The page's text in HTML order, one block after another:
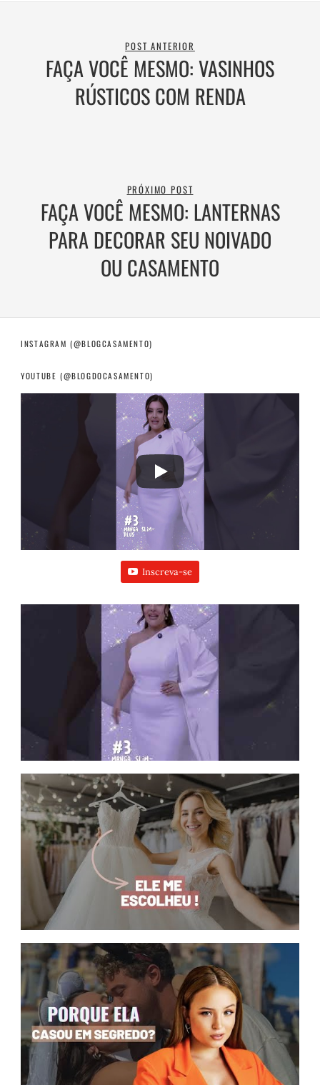
POST ANTERIOR
FAÇA VOCÊ MESMO: VASINHOS
RÚSTICOS COM RENDA
PRÓXIMO POST
FAÇA VOCÊ MESMO: LANTERNAS
PARA DECORAR SEU NOIVADO
OU CASAMENTO
INSTAGRAM (@BLOGCASAMENTO)
YOUTUBE (@BLOGDOCASAMENTO)
Inscreva-se